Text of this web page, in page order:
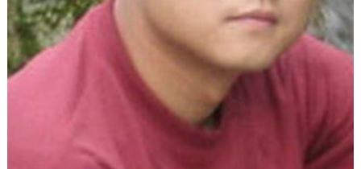
天破晓，红艳艳大旗迎胜利，死羊湾变成活羊湾，革命
报大喜！
王贵香香同声唱：咱们闹革命，革命也为了咱自己。